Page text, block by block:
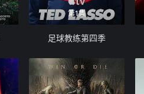
第1集
足球教练第四季